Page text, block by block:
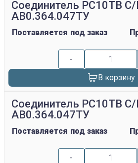
Соединитель РС10ТВ
АВ0.364.047ТУ
Поставляется под заказ
-
В корзину
Соединитель РС10ТВ
АВ0.364.047ТУ
Поставляется под заказ
-